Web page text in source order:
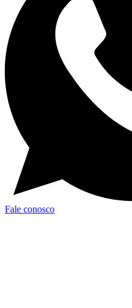
Fale conosco